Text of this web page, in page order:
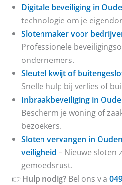
Digitale beveiliging in
technologie om je
Slotenmaker voor
Professionele
ondernemers.
Sleutel kwijt of
Snelle hulp bij verlies of
Inbraakbeveiliging in
Bescherm je woning of
bezoekers.
Sloten vervangen in
veiligheid – Nieuwe sloten
gemoedsrust.
👉Hulp nodig? Bel ons via